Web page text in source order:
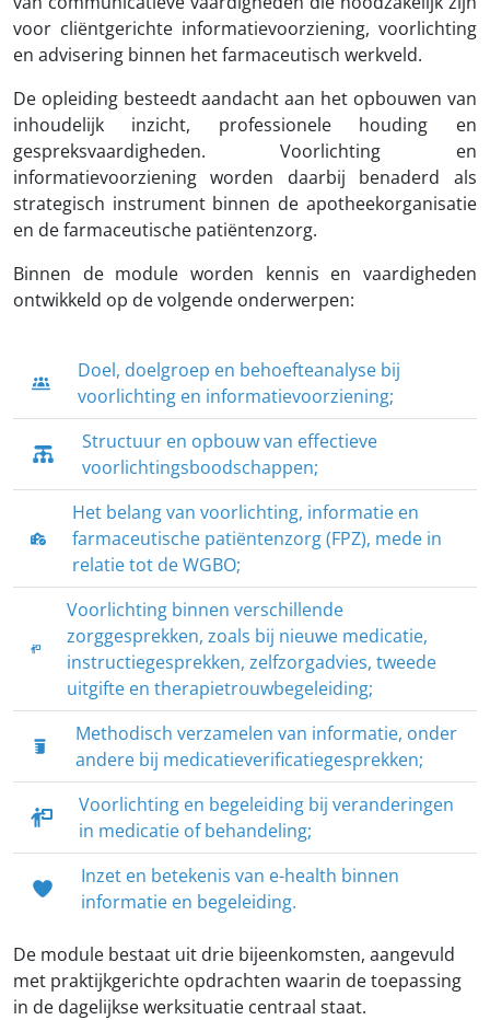
voor cliëntgerichte informatievoorziening, voorlichting
en advisering binnen het farmaceutisch werkveld.
De opleiding besteedt aandacht aan het opbouwen van
inhoudelijk inzicht, professionele houding en
gespreksvaardigheden. Voorlichting en
informatievoorziening worden daarbij benaderd als
strategisch instrument binnen de apotheekorganisatie
en de farmaceutische patiëntenzorg.
Binnen de module worden kennis en vaardigheden
ontwikkeld op de volgende onderwerpen:
Doel, doelgroep en behoefteanalyse bij
voorlichting en informatievoorziening;
Structuur en opbouw van effectieve
voorlichtingsboodschappen;
Het belang van voorlichting, informatie en
farmaceutische patiëntenzorg (FPZ), mede in
relatie tot de WGBO;
Voorlichting binnen verschillende
zorggesprekken, zoals bij nieuwe medicatie,
instructiegesprekken, zelfzorgadvies, tweede
uitgifte en therapietrouwbegeleiding;
Methodisch verzamelen van informatie, onder
andere bij medicatieverificatiegesprekken;
Voorlichting en begeleiding bij veranderingen
in medicatie of behandeling;
Inzet en betekenis van e-health binnen
informatie en begeleiding.
De module bestaat uit drie bijeenkomsten, aangevuld
met praktijkgerichte opdrachten waarin de toepassing
in de dagelijkse werksituatie centraal staat.